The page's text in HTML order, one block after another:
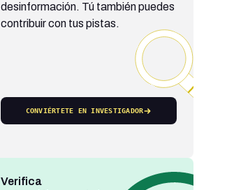
desinformación. Tú también puedes
contribuir con tus pistas.
CONVIÉRTETE EN INVESTIGADOR
Verifica